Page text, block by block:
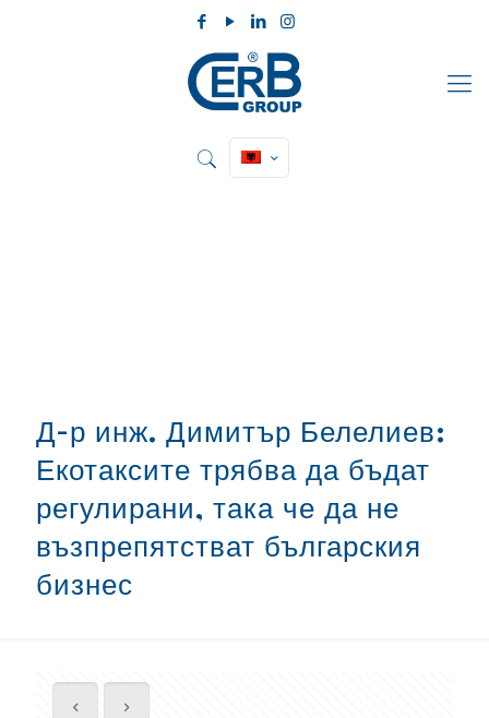
Д-р инж. Димитър Белелиев:
Екотаксите трябва да бъдат
регулирани, така че да не
възпрепятстват българския
бизнес